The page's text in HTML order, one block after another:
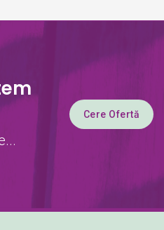
Cere Ofertă